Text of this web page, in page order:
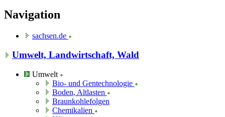
Navigation
sachsen.de
Umwelt, Landwirtschaft, Wald
Umwelt
Bio- und Gentechnologie
Boden, Altlasten
Braunkohlefolgen
Chemikalien